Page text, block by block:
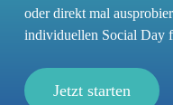
oder direkt mal
individuellen Social Day
Jetzt starten